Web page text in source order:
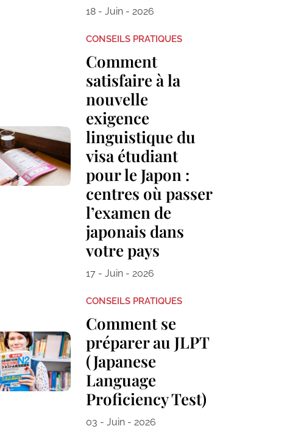
18 - Juin - 2026
CONSEILS PRATIQUES
Comment
satisfaire à la
nouvelle
exigence
linguistique du
visa étudiant
pour le Japon :
centres où passer
l’examen de
japonais dans
votre pays
17 - Juin - 2026
CONSEILS PRATIQUES
Comment se
préparer au JLPT
(Japanese
Language
Proficiency Test)
03 - Juin - 2026